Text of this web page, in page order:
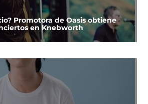
Promotora de Oasis obtiene
en Knebworth